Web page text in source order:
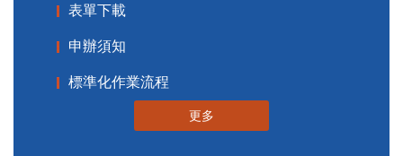
表單下載
申辦須知
標準化作業流程
更多